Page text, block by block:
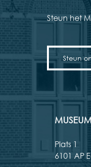
Steun het
Steun
Plats 1
6101 AP